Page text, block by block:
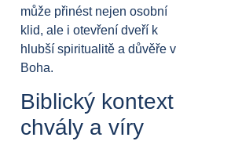
může přinést nejen osobní
klid, ale i otevření dveří k
hlubší spiritualitě a důvěře v
Boha.
Biblický kontext
chvály a víry